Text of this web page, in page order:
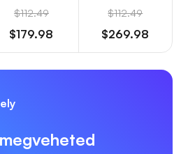
$112.49
$179.98
$112.49
$269.98